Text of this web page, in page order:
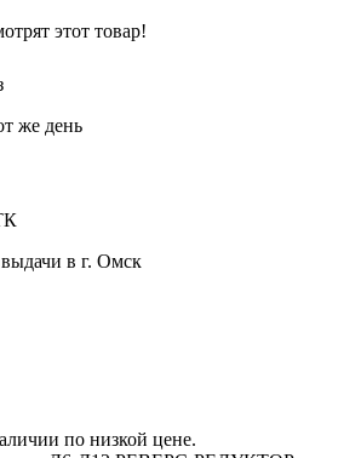
этот товар!
же день
в г. Омск
по низкой цене.